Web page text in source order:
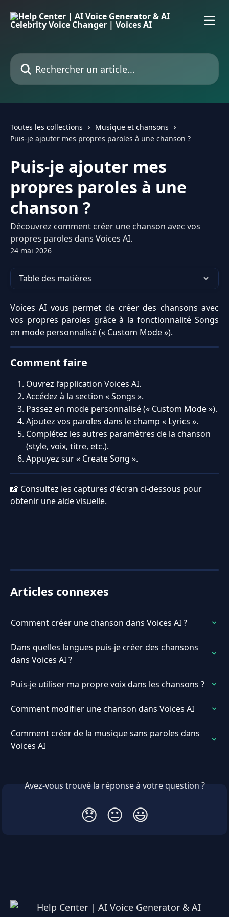
Rechercher un article...
Toutes les collections
Musique et chansons
Puis-je ajouter mes propres paroles à une chanson ?
Puis-je ajouter mes
propres paroles à une
chanson ?
Découvrez comment créer une chanson avec vos
propres paroles dans Voices AI.
24 mai 2026
Table des matières
Voices AI vous permet de créer des chansons avec
vos propres paroles grâce à la fonctionnalité Songs
en mode personnalisé (« Custom Mode »).
Comment faire
Ouvrez l’application Voices AI.
Accédez à la section « Songs ».
Passez en mode personnalisé (« Custom Mode »).
Ajoutez vos paroles dans le champ « Lyrics ».
Complétez les autres paramètres de la chanson
(style, voix, titre, etc.).
Appuyez sur « Create Song ».
📸 Consultez les captures d’écran ci-dessous pour
obtenir une aide visuelle.
Articles connexes
Comment créer une chanson dans Voices AI ?
Dans quelles langues puis-je créer des chansons
dans Voices AI ?
Puis-je utiliser ma propre voix dans les chansons ?
Comment modifier une chanson dans Voices AI
Comment créer de la musique sans paroles dans
Voices AI
Avez-vous trouvé la réponse à votre question ?
😞 😐 😃